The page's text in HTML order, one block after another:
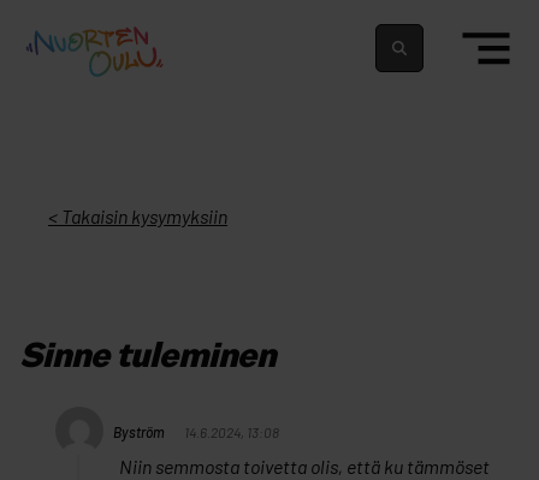
Nuortenoulu.fi etusivu
< Takaisin kysymyksiin
Sinne tuleminen
Byström 14.6.2024, 13:08
Niin semmosta toivetta olis, että ku tämmöset